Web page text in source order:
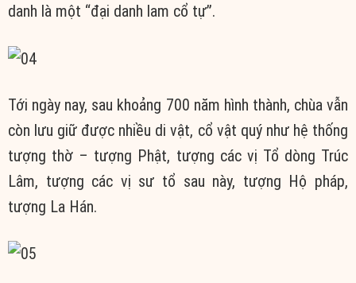
danh là một “đại danh lam cổ tự”.
Tới ngày nay, sau khoảng 700 năm hình thành, chùa vẫn
còn lưu giữ được nhiều di vật, cổ vật quý như hệ thống
tượng thờ – tượng Phật, tượng các vị Tổ dòng Trúc
Lâm, tượng các vị sư tổ sau này, tượng Hộ pháp,
tượng La Hán.